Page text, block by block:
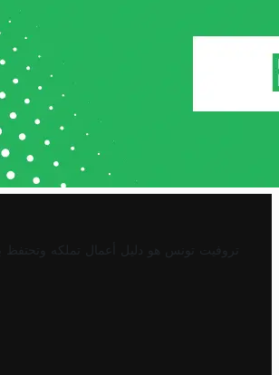
تروفيت تونس هو دليل أعمال تملكه وتحتفظ